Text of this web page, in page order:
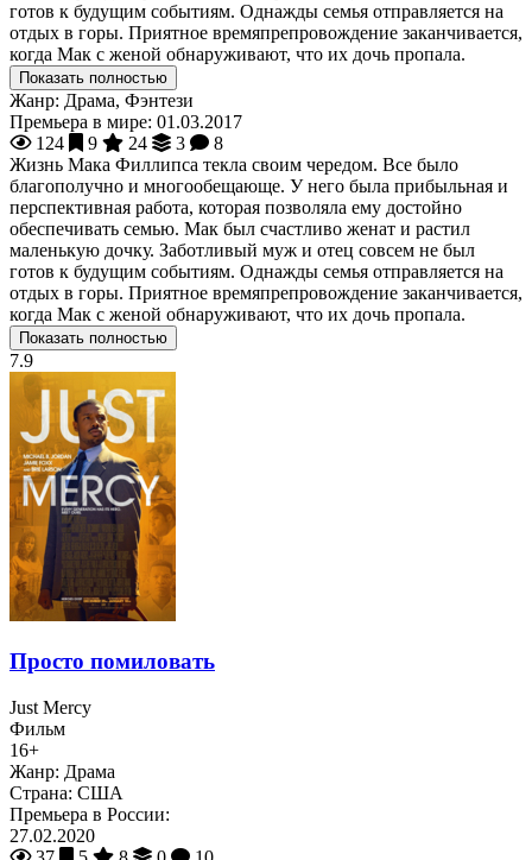
готов к будущим событиям. Однажды семья отправляется на
отдых в горы. Приятное времяпрепровождение заканчивается,
когда Мак с женой обнаруживают, что их дочь пропала.
Показать полностью
Жанр: Драма, Фэнтези
Премьера в мире: 01.03.2017
124
9 24 3
8
Жизнь Мака Филлипса текла своим чередом. Все было
благополучно и многообещающе. У него была прибыльная и
перспективная работа, которая позволяла ему достойно
обеспечивать семью. Мак был счастливо женат и растил
маленькую дочку. Заботливый муж и отец совсем не был
готов к будущим событиям. Однажды семья отправляется на
отдых в горы. Приятное времяпрепровождение заканчивается,
когда Мак с женой обнаруживают, что их дочь пропала.
Показать полностью
7.9
Просто помиловать
Just Mercy
Фильм
16+
Жанр: Драма
Страна: США
Премьера в России:
27.02.2020